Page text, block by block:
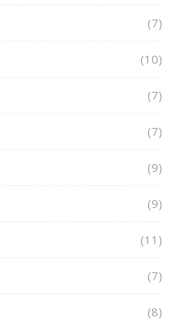
(7)
(10)
(7)
(7)
(9)
(9)
(11)
(7)
(8)